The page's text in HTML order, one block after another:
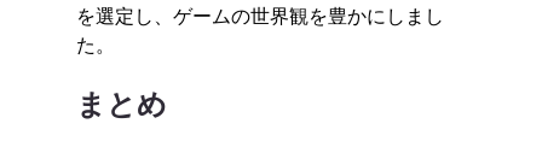
を選定し、ゲームの世界観を豊かにしまし
た。
まとめ